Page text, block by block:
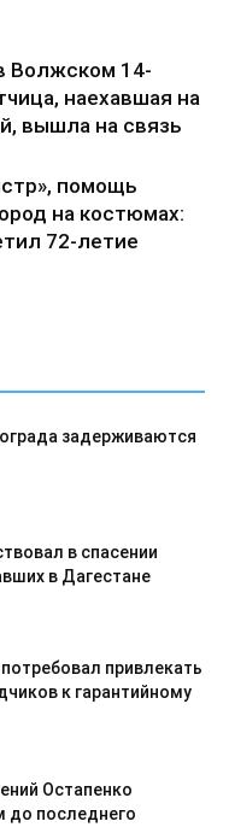
Волжском 14-
наехавшая на
вышла на связь
помощь
на костюмах:
72-летие
задерживаются
в спасении
в Дагестане
привлекать
к гарантийному
Остапенко
до последнего